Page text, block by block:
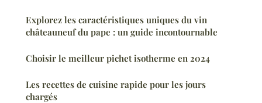
Explorez les caractéristiques uniques du vin
châteauneuf du pape : un guide incontournable
Choisir le meilleur pichet isotherme en 2024
Les recettes de cuisine rapide pour les jours
chargés